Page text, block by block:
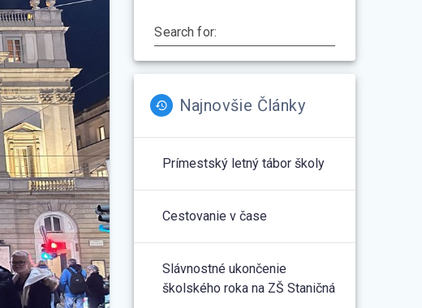
Search for:
Najnovšie Články
Prímestský letný tábor školy
Cestovanie v čase
Slávnostné ukončenie
školského roka na ZŠ Staničná